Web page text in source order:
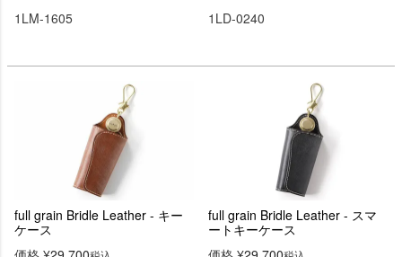
1LM-1605 1LD-0240
full grain Bridle Leather - キー
ケース
full grain Bridle Leather - スマ
ートキーケース